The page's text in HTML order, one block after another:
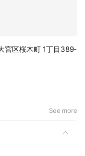
区桜木町 1丁目389‐
See more